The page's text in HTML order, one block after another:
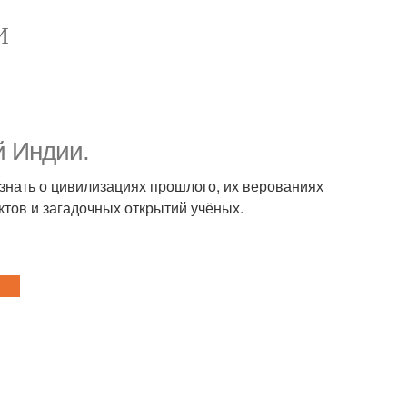
Индии.
о цивилизациях прошлого, их верованиях
и загадочных открытий учёных.